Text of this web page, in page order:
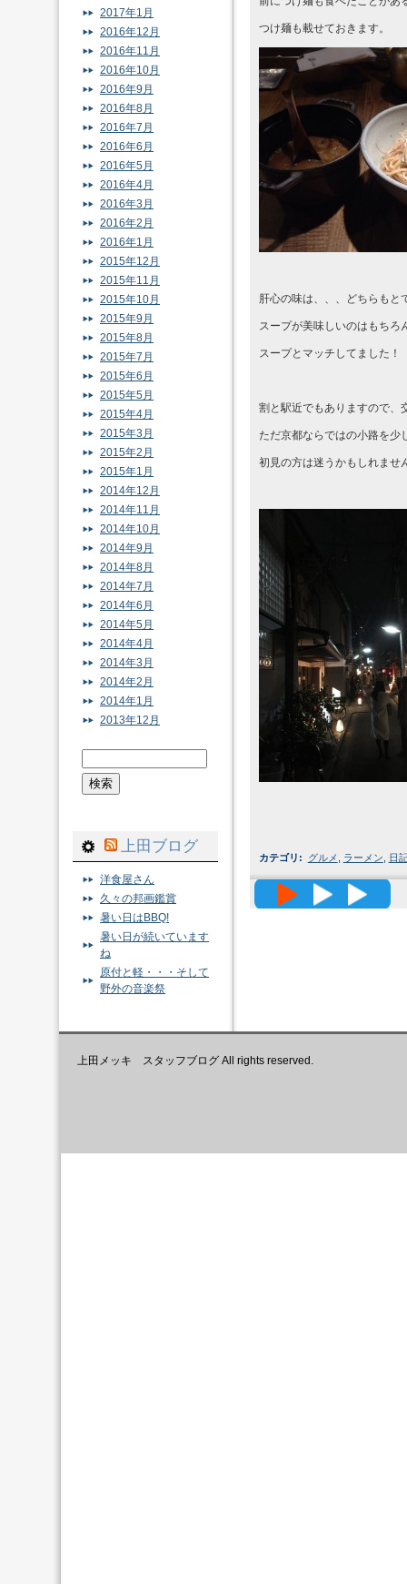
つけ麺も載せておきます。
肝心の味は、、、どちらもと
スープが美味しいのはもちろ
スープとマッチしてました！
割と駅近でもありますので、
ただ京都ならではの小路を少
初見の方は迷うかもしれませ
カテゴリ : グルメ ラーメン 日
高精度メ
2017年1月
2016年12月
2016年11月
2016年10月
2016年9月
2016年8月
2016年7月
2016年6月
2016年5月
2016年4月
2016年3月
2016年2月
2016年1月
2015年12月
2015年11月
2015年10月
2015年9月
2015年8月
2015年7月
2015年6月
2015年5月
2015年4月
2015年3月
2015年2月
2015年1月
2014年12月
2014年11月
2014年10月
2014年9月
2014年8月
2014年7月
2014年6月
2014年5月
2014年4月
2014年3月
2014年2月
2014年1月
2013年12月
上田ブログ
洋食屋さん
久々の邦画鑑賞
暑い日はBBQ!
暑い日が続いています
ね
原付と軽・・・そして
野外の音楽祭
上田メッキ スタッフブログ All rights reserved.